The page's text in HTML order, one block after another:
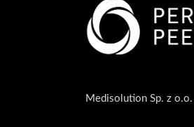
Medisolution Sp. z o.o.